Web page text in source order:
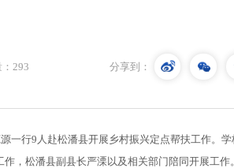
293 分享到：
一行9 人赴松潘县开展乡村振兴定点帮扶工作。学
， 松潘县副县长严溧以及相关部门陪同开展工作。